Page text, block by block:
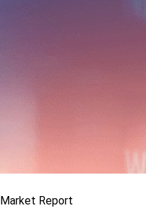
Market Report